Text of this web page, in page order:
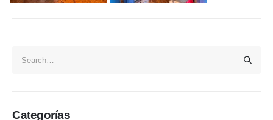
Categorías